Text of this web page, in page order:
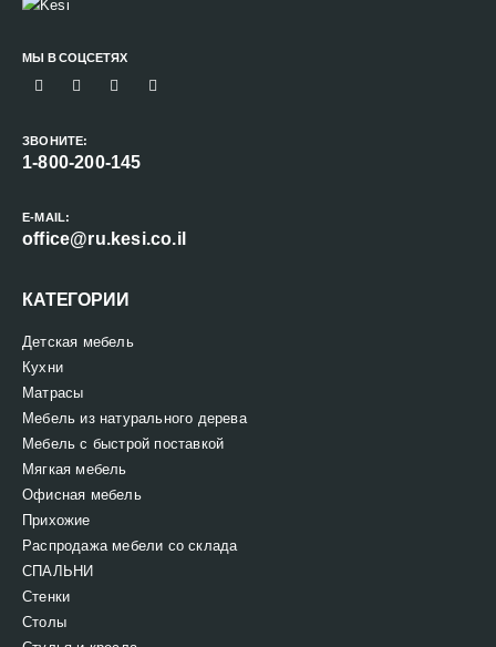
МЫ В СОЦСЕТЯХ
ЗВОНИТЕ:
1-800-200-145
E-MAIL:
office@ru.kesi.co.il
КАТЕГОРИИ
Детская мебель
Кухни
Матрасы
Мебель из натурального дерева
Мебель с быстрой поставкой
Мягкая мебель
Офисная мебель
Прихожие
Распродажа мебели со склада
СПАЛЬНИ
Стенки
Столы